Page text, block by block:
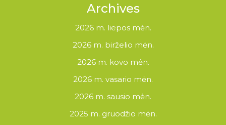
Archives
2026 m. liepos mėn.
2026 m. birželio mėn.
2026 m. kovo mėn.
2026 m. vasario mėn.
2026 m. sausio mėn.
2025 m. gruodžio mėn.